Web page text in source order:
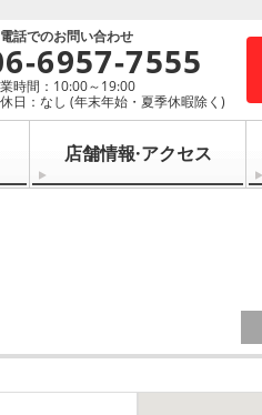
話でのお問い合わせ
6957-7555
時間：10:00～19:00
日：なし (年末年始・夏季休暇除く)
店舗情報·アクセス